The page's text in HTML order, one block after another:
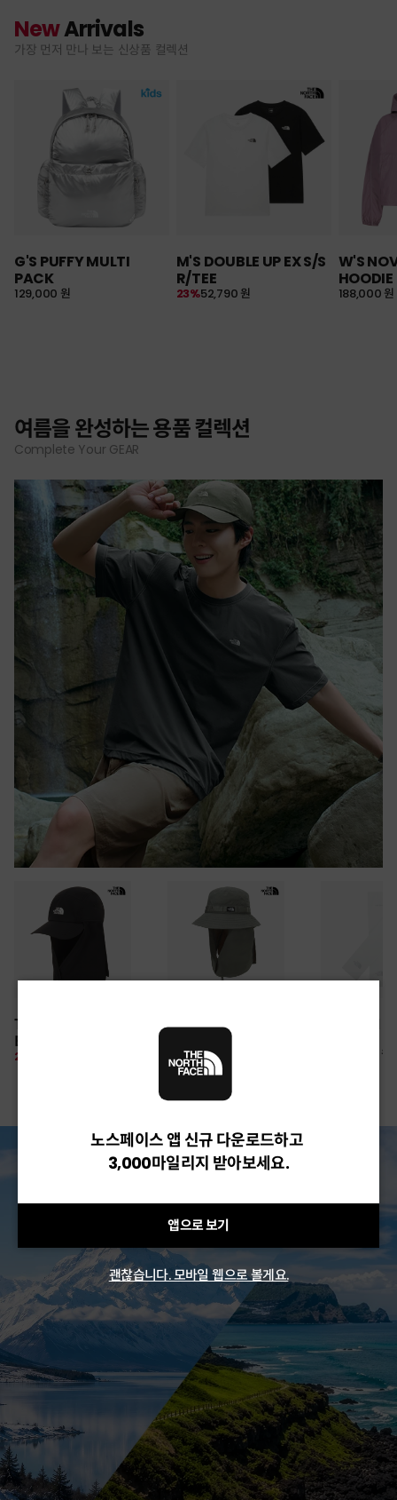
NewArrivals
가장 먼저 만나 보는 신상품 컬렉션
G'S PUFFY MULTI
PACK
129,000 원
M'S DOUBLE UP EX S/S
R/TEE
52,790 원
23%
W'S
HOODIE
188,000 원
여름을 완성하는 용품 컬렉션
Complete Your GEAR
TNF LIGHT SHIELD
EX CAP
28%
CAMP WEBBING
SHIELD HAT
67,500 원
10% 26,100 원
여름 탈출 원정대
뉴질랜드 & 제주도 여행권 증정 찬스
노스페이스 앱 신규 다운로드하고
3,000마일리지 받아보세요.
앱으로 보기
괜찮습니다. 모바일 웹으로 볼게요.